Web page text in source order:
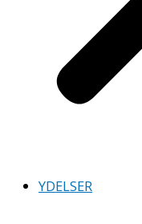
YDELSER